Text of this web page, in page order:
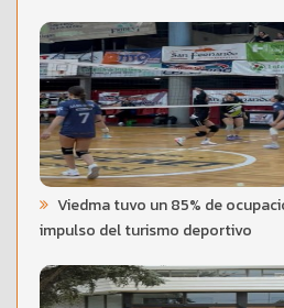
Viedma tuvo un 85% de
impulso del turismo deportivo